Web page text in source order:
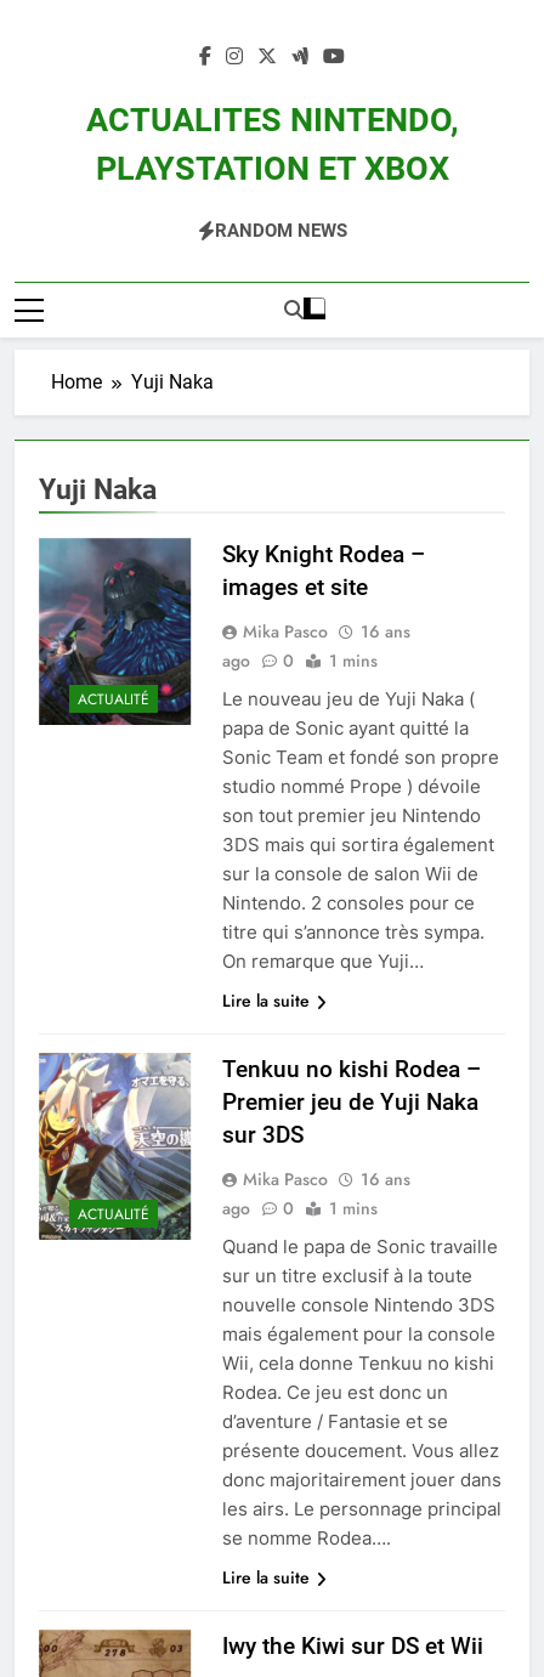
ACTUALITES NINTENDO,
PLAYSTATION ET XBOX
Zelda, Splatoon, Pokemon Entre Autres
RANDOM NEWS
Home Yuji Naka
Yuji Naka
ACTUALITÉ
Sky Knight Rodea –
images et site
Mika Pasco
16 ans
ago
0 1 mins
Le nouveau jeu de Yuji Naka (
papa de Sonic ayant quitté la
Sonic Team et fondé son propre
studio nommé Prope ) dévoile
son tout premier jeu Nintendo
3DS mais qui sortira également
sur la console de salon Wii de
Nintendo. 2 consoles pour ce
titre qui s’annonce très sympa.
On remarque que Yuji…
Lire la suite
ACTUALITÉ
Tenkuu no kishi Rodea –
Premier jeu de Yuji Naka
sur 3DS
Mika Pasco
16 ans
ago
0 1 mins
Quand le papa de Sonic travaille
sur un titre exclusif à la toute
nouvelle console Nintendo 3DS
mais également pour la console
Wii, cela donne Tenkuu no kishi
Rodea. Ce jeu est donc un
d’aventure / Fantasie et se
présente doucement. Vous allez
donc majoritairement jouer dans
les airs. Le personnage principal
se nomme Rodea….
Lire la suite
Iwy the Kiwi sur DS et Wii